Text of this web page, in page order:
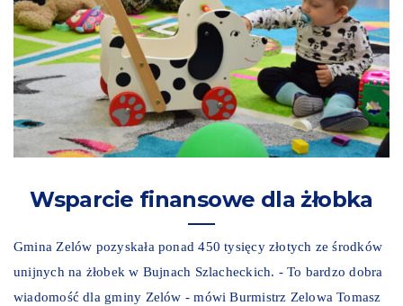
Wsparcie finansowe dla żłobka
Gmina Zelów pozyskała ponad 450 tysięcy złotych ze środków
unijnych na żłobek w Bujnach Szlacheckich. - To bardzo dobra
wiadomość dla gminy Zelów - mówi Burmistrz Zelowa Tomasz